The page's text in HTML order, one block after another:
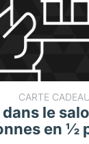
CARTE CADEAU
le
en ½